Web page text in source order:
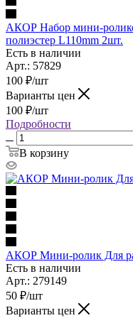
АКОР Набор мини-
полиэстер L110mm 2шт.
Есть в наличии
Арт.: 57829
100 ₽/шт
Варианты цен
100 ₽/шт
Подробности
В корзину
АКОР Мини-ролик Для
Есть в наличии
Арт.: 279149
50 ₽/шт
Варианты цен